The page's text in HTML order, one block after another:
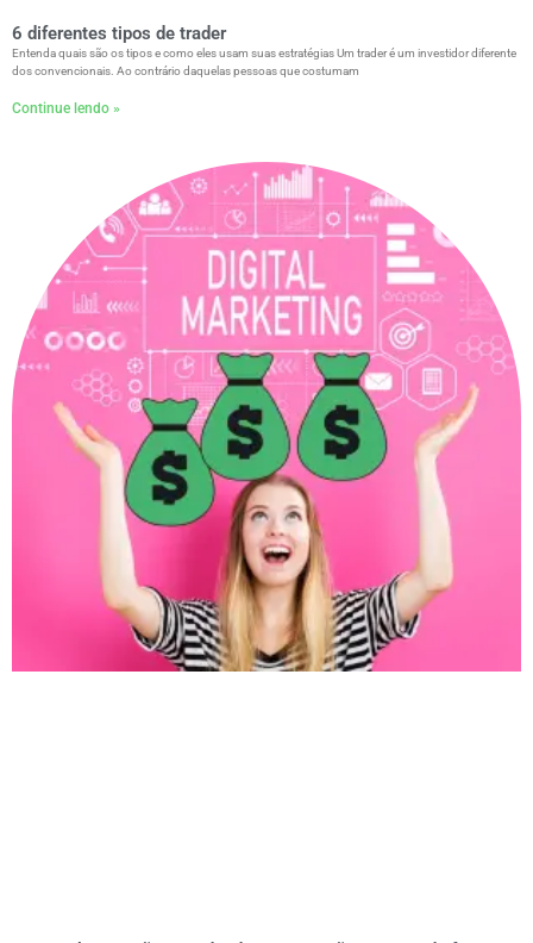
6 diferentes tipos de trader
Entenda quais são os tipos e como eles usam suas estratégias Um trader é um investidor diferente
dos convencionais. Ao contrário daquelas pessoas que costumam
Continue lendo »